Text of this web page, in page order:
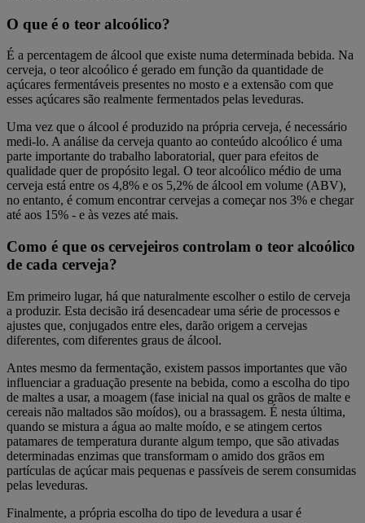
O que é o teor alcoólico?
É a percentagem de álcool que existe numa determinada bebida. Na
cerveja, o teor alcoólico é gerado em função da quantidade de
açúcares fermentáveis presentes no mosto e a extensão com que
esses açúcares são realmente fermentados pelas leveduras.
Uma vez que o álcool é produzido na própria cerveja, é necessário
medi-lo. A análise da cerveja quanto ao conteúdo alcoólico é uma
parte importante do trabalho laboratorial, quer para efeitos de
qualidade quer de propósito legal. O teor alcoólico médio de uma
cerveja está entre os 4,8% e os 5,2% de álcool em volume (ABV),
no entanto, é comum encontrar cervejas a começar nos 3% e chegar
até aos 15% - e às vezes até mais.
Como é que os cervejeiros controlam o teor alcoólico
de cada cerveja?
Em primeiro lugar, há que naturalmente escolher o estilo de cerveja
a produzir. Esta decisão irá desencadear uma série de processos e
ajustes que, conjugados entre eles, darão origem a cervejas
diferentes, com diferentes graus de álcool.
Antes mesmo da fermentação, existem passos importantes que vão
influenciar a graduação presente na bebida, como a escolha do tipo
de maltes a usar, a moagem (fase inicial na qual os grãos de malte e
cereais não maltados são moídos), ou a brassagem. É nesta última,
quando se mistura a água ao malte moído, e se atingem certos
patamares de temperatura durante algum tempo, que são ativadas
determinadas enzimas que transformam o amido dos grãos em
partículas de açúcar mais pequenas e passíveis de serem consumidas
pelas leveduras.
Finalmente, a própria escolha do tipo de levedura a usar é